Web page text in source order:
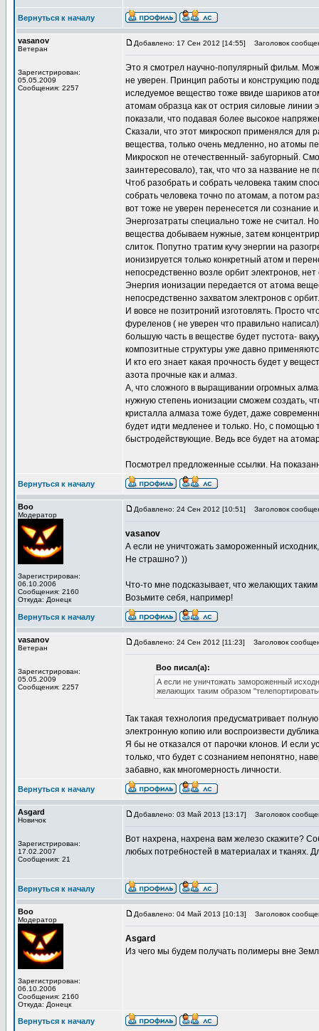
Вернуться к началу
vasanov
Ветеран
Зарегистрирован:
05.05.2009
Сообщения: 2257
Добавлено: 17 Сен 2012 [14:55] Заголовок
Это я смотрел научно-популярный фильм.
не уверен. Принцип работы и конструкцию
иследуемое вещество тоже ввиде шариков
атомам образца как от острия силовые линии
показали, что подавая более высокое
Сказали, что этот микроскоп применялся для
вещества, только очень медленно, но атомы
Микроскоп не отечественный- забугорный.
заинтересовало), так, что что за название
Чтоб разобрать и собрать человека таким
собрать человека точно по атомам, а потом
вот тоже не уверен перенесется ли сознание
Энергозатраты специально тоже не считал.
вещества добываем нужные, затем
слиток. Попутно тратим кучу энергии на
ионизируется только конкретный атом и
непосредственно возле орбит электронов,
Энергия ионизации передается от атома
непосредственно захватом электронов с
И вовсе не позитроний изготовлять. Просто
фуреленов ( не уверен что правильно
большую часть в веществе будет пустота-
композитные структуры уже давно
И кто его знает какая прочность будет у
азота прочные как и алмаз.
А, что сложного в выращивании огромных
нужную степень ионизации сможем создать,
кристалла алмаза тоже будет, даже
будет идти медленее и только. Но, с помощью
быстродействующие. Ведь все будет на
Посмотрел предложенные ссылки. На
Вернуться к началу
Boo
Модератор
Зарегистрирован:
06.10.2006
Сообщения: 2160
Откуда: Донецк
Добавлено: 24 Сен 2012 [10:51] Заголовок
vasanov
А если не уничтожать замороженный
Не страшно? ))
Что-то мне подсказывает, что желающих
Возьмите себя, например!
Вернуться к началу
vasanov
Ветеран
Зарегистрирован:
05.05.2009
Сообщения: 2257
Добавлено: 24 Сен 2012 [11:23] Заголовок
Boo писал(а):
А если не уничтожать замороженный
желающих таким образом
Так такая технология предусматривает
электронную копию или воспроизвести
Я бы не отказался от парочки клонов. И если
только, что будет с сознанием непонятно,
забавно, как многомерность личности.
Вернуться к началу
Asgard
Новичок
Зарегистрирован:
17.02.2007
Сообщения: 21
Добавлено: 03 Май 2013 [13:17] Заголовок
Вот нахрена, нахрена вам железо скажите?
любых потребностей в материалах и тканях.
Вернуться к началу
Boo
Модератор
Зарегистрирован:
06.10.2006
Сообщения: 2160
Откуда: Донецк
Добавлено: 04 Май 2013 [10:13] Заголовок
Asgard
Из чего мы будем получать полимеры вне
Вернуться к началу